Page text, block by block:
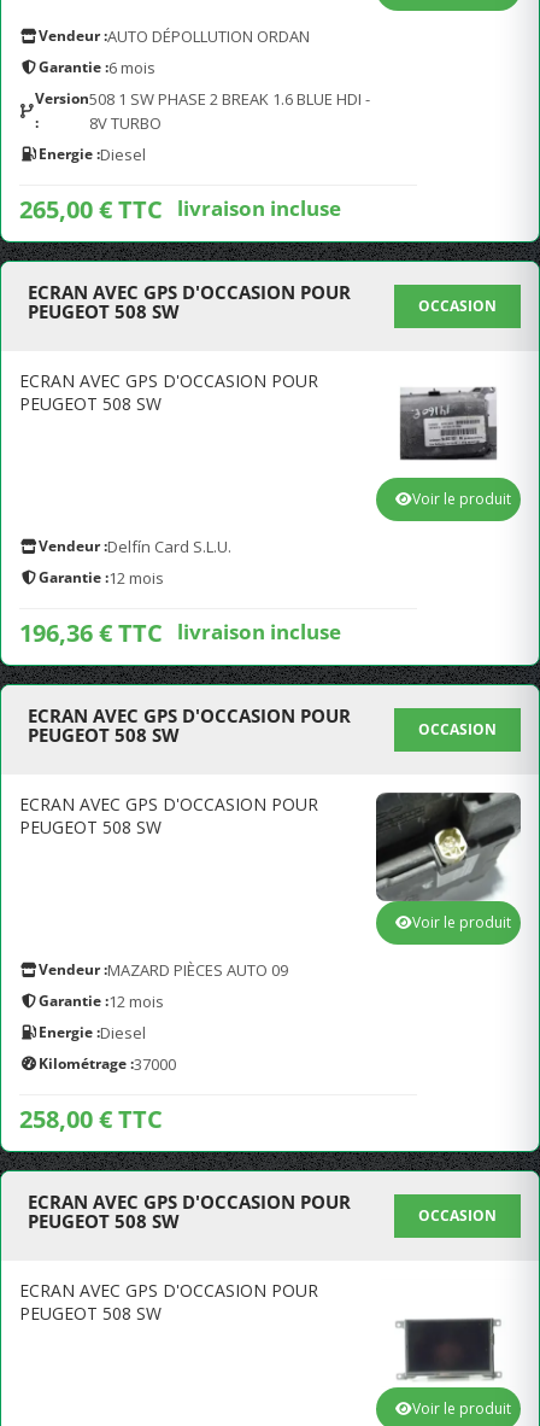
Vendeur :AUTO DÉPOLLUTION ORDAN
Garantie :6 mois
Version
:
508 1 SW PHASE 2 BREAK 1.6 BLUE HDI -
8V TURBO
Energie :Diesel
265,00 € TTC livraison incluse
ECRAN AVEC GPS D'OCCASION POUR
PEUGEOT 508 SW
OCCASION
ECRAN AVEC GPS D'OCCASION POUR
PEUGEOT 508 SW
Vendeur :Delfín Card S.L.U.
Garantie :12 mois
196,36 € TTC livraison incluse
Voir le produit
ECRAN AVEC GPS D'OCCASION POUR
PEUGEOT 508 SW
OCCASION
ECRAN AVEC GPS D'OCCASION POUR
PEUGEOT 508 SW
Vendeur :MAZARD PIÈCES AUTO 09
Garantie :12 mois
Energie :Diesel
Kilométrage :37000
258,00 € TTC
Voir le produit
ECRAN AVEC GPS D'OCCASION POUR
PEUGEOT 508 SW
OCCASION
ECRAN AVEC GPS D'OCCASION POUR
PEUGEOT 508 SW
Voir le produit